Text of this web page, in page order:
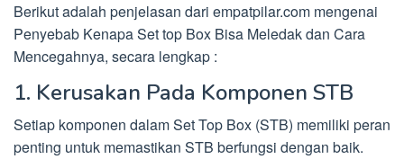
Berikut adalah penjelasan dari empatpilar.com mengenai
Penyebab Kenapa Set top Box Bisa Meledak dan Cara
Mencegahnya, secara lengkap :
1. Kerusakan Pada Komponen STB
Setiap komponen dalam Set Top Box (STB) memiliki peran
penting untuk memastikan STB berfungsi dengan baik.